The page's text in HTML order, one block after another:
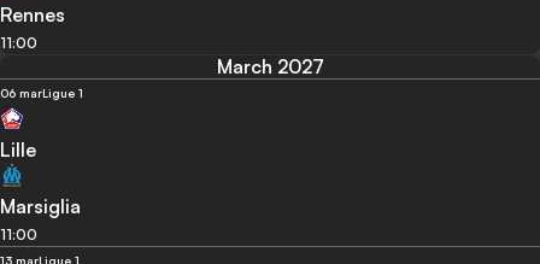
Rennes
11:00
March 2027
06 marLigue 1
Lille
Marsiglia
11:00
13 marLigue 1